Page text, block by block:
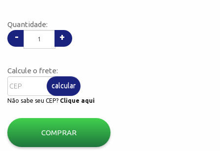
Quantidade:
- +
Calcule o frete:
calcular
Não sabe seu CEP? Clique aqui
COMPRAR